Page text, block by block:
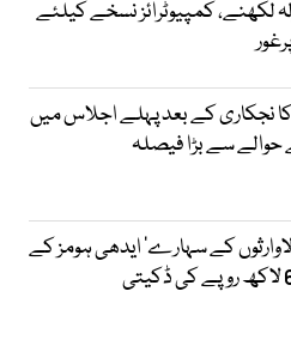
لکھنے، کمپیوٹرائز نسخے کیلئے
نجکاری کے بعد پہلے اجلاس میں
سے بڑا فیصلہ
لاوارثوں کے سہارے‘ ایدھی ہومز کے